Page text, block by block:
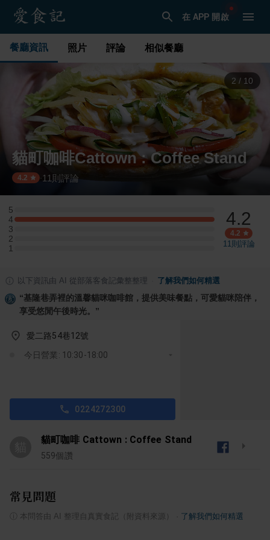
在 APP 開啟
餐廳資訊 照片 評論 相似餐廳
3 / 10
貓町咖啡Cattown : Coffee Stand
4.2 ·11 則評論
5
5 星：0 則評論
4
4 星：4 則評論
3
3 星：0 則評論
2
2 星：0 則評論
1
1 星：0 則評論
4.2
4.2
11則評論
以下資訊由 AI 從部落客食記彙整整理 了解我們如何精選
“基隆巷弄裡的溫馨貓咪咖啡館，提供美味餐點，可愛貓咪陪伴，
享受悠閒午後時光。 ”
愛二路54巷12號
今日營業: 10:30-18:00
0224272300
貓町咖啡 Cattown : Coffee Stand
559個讚
常見問題
本問答由 AI 整理自真實食記（附資料來源） 了解我們如何精選